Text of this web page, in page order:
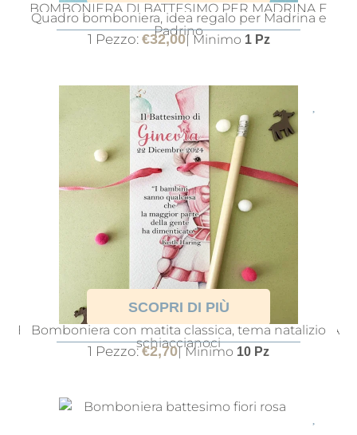
BOMBONIERA DI BATTESIMO PER MADRINA E
PADRINO
Quadro bomboniera, idea regalo per Madrina e
Padrino
1 Pezzo: €32,00| Minimo 1 Pz
SCOPRI DI PIÙ
BOMBONIERA NATALIZIA BATTESIMO CON MATITA
Bomboniera con matita classica, tema natalizio
schiaccianoci
1 Pezzo:€2,70| Minimo 10 Pz